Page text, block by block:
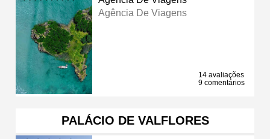
Agência De Viagens
14 avaliações
9 comentários
PALÁCIO DE VALFLORES